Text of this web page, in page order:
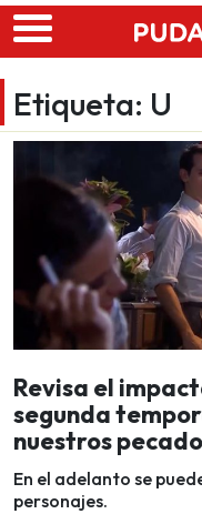
Skip to main content
Etiqueta: U
Revisa el
segunda
nuestros
En el adelanto se
personajes.